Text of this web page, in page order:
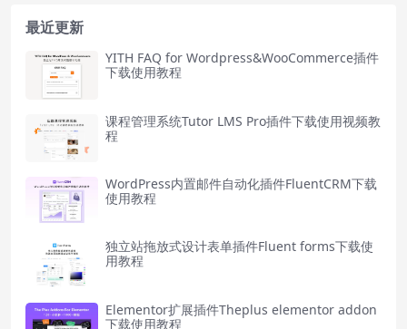
最近更新
YITH FAQ for Wordpress&WooCommerce插件
下载使用教程
课程管理系统Tutor LMS Pro插件下载使用视频教
程
WordPress内置邮件自动化插件FluentCRM下载
使用教程
独立站拖放式设计表单插件Fluent forms下载使
用教程
Elementor扩展插件Theplus elementor addon
下载使用教程